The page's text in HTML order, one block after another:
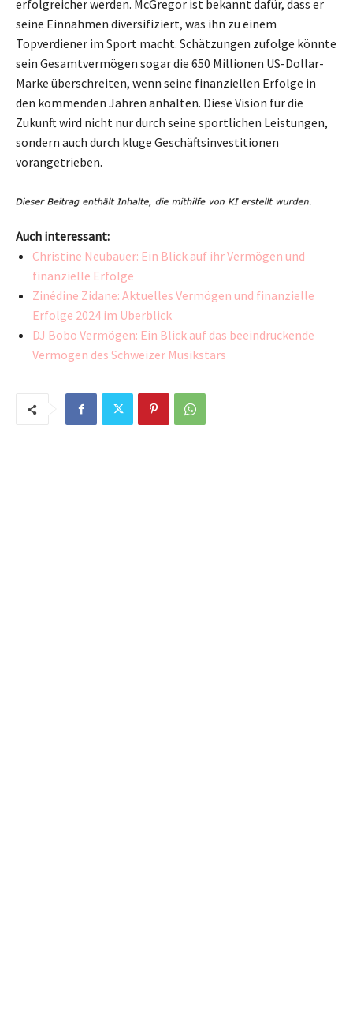
erfolgreicher werden. McGregor ist bekannt dafür, dass er
seine Einnahmen diversifiziert, was ihn zu einem
Topverdiener im Sport macht. Schätzungen zufolge könnte
sein Gesamtvermögen sogar die 650 Millionen US-Dollar-
Marke überschreiten, wenn seine finanziellen Erfolge in
den kommenden Jahren anhalten. Diese Vision für die
Zukunft wird nicht nur durch seine sportlichen Leistungen,
sondern auch durch kluge Geschäftsinvestitionen
vorangetrieben.
Auch interessant:
Christine Neubauer: Ein Blick auf ihr Vermögen und
finanzielle Erfolge
Zinédine Zidane: Aktuelles Vermögen und finanzielle
Erfolge 2024 im Überblick
DJ Bobo Vermögen: Ein Blick auf das beeindruckende
Vermögen des Schweizer Musikstars